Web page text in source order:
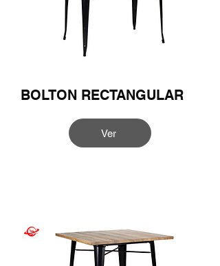
BOLTON RECTANGULAR
Ver